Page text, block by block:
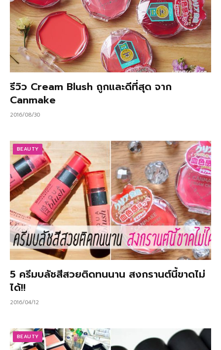
รีวิว Cream Blush ถูกและดีที่สุด จาก
Canmake
2016/08/30
BEAUTY
5 ครีมบลัชสีสวยติดทนนาน สงกรานต์นี้ขาดไม่
ได้!!
2016/04/12
BEAUTY